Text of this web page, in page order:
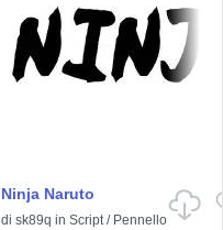
Ninja Naruto
di sk89q in Script/ Pennello